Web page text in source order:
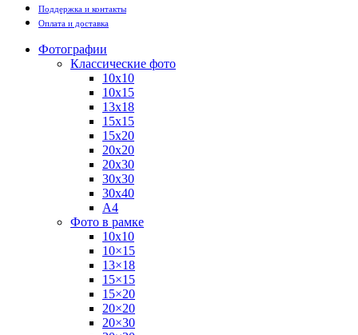
Поддержка и контакты
Оплата и доставка
Фотографии
Классические фото
10х10
10х15
13х18
15х15
15х20
20х20
20х30
30х30
30х40
А4
Фото в рамке
10х10
10×15
13×18
15×15
15×20
20×20
20×30